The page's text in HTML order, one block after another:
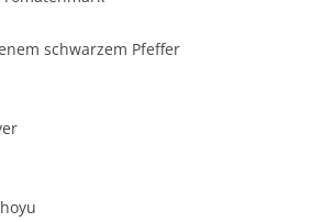
schwarzem Pfeffer